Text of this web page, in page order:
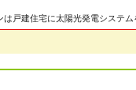
戸建住宅に太陽光発電システム